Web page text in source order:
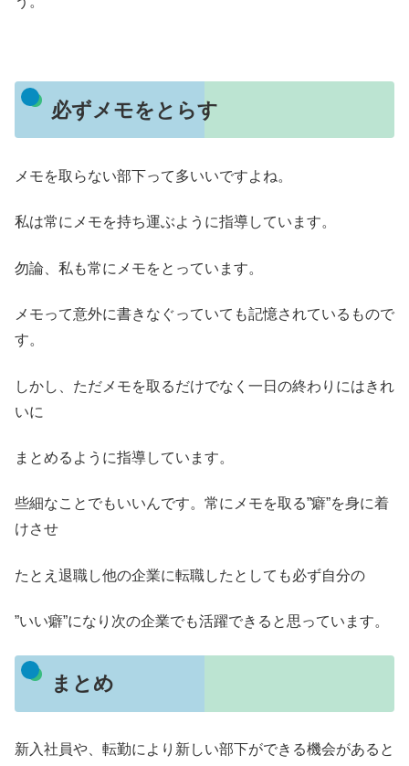
必ずメモをとらす
メモを取らない部下って多いいですよね。
私は常にメモを持ち運ぶように指導しています。
勿論、私も常にメモをとっています。
メモって意外に書きなぐっていても記憶されているもので
す。
しかし、ただメモを取るだけでなく一日の終わりにはきれ
いに
まとめるように指導しています。
些細なことでもいいんです。常にメモを取る”癖”を身に着
けさせ
たとえ退職し他の企業に転職したとしても必ず自分の
”いい癖”になり次の企業でも活躍できると思っています。
まとめ
新入社員や、転勤により新しい部下ができる機会があると